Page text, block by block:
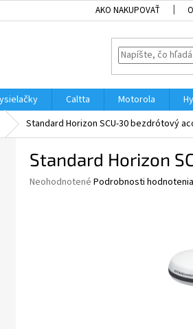
AKO NAKUPOVAŤ
Caltta Motorola
Standard Horizon SCU-30 bezdrótový
Standard Horizon
Priemerné
Neohodnotené Podrobnosti hodnotenia